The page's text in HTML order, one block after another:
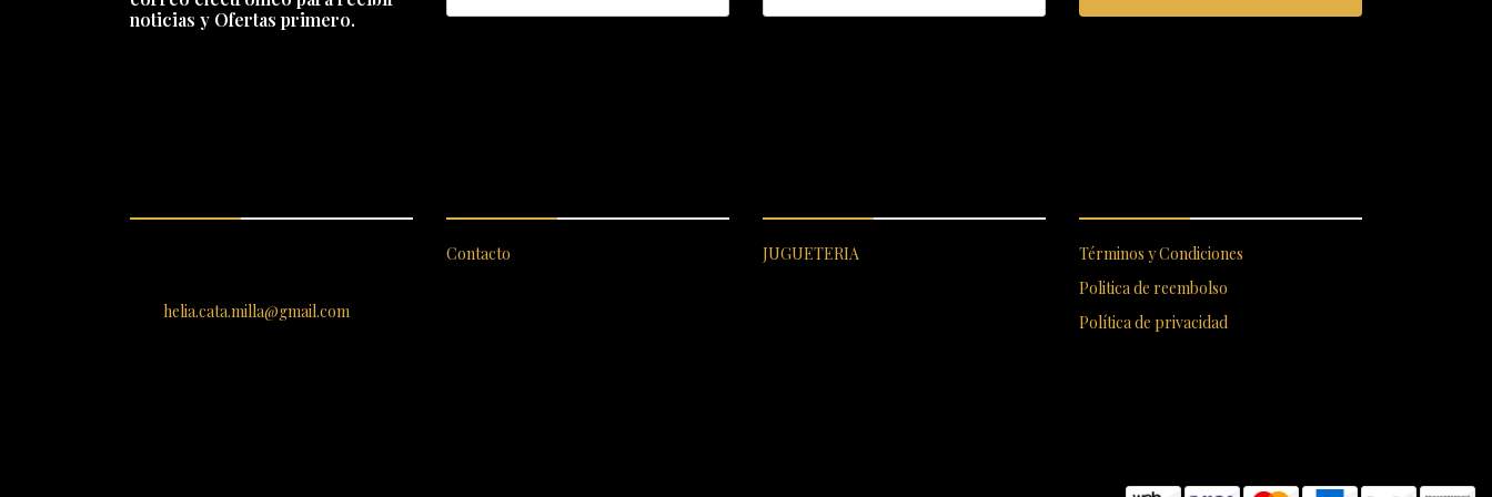
noticias y Ofertas primero.
helia.cata.milla@gmail.com
Contacto JUGUETERIA
Términos y Condiciones
Politica de reembolso
Política de privacidad